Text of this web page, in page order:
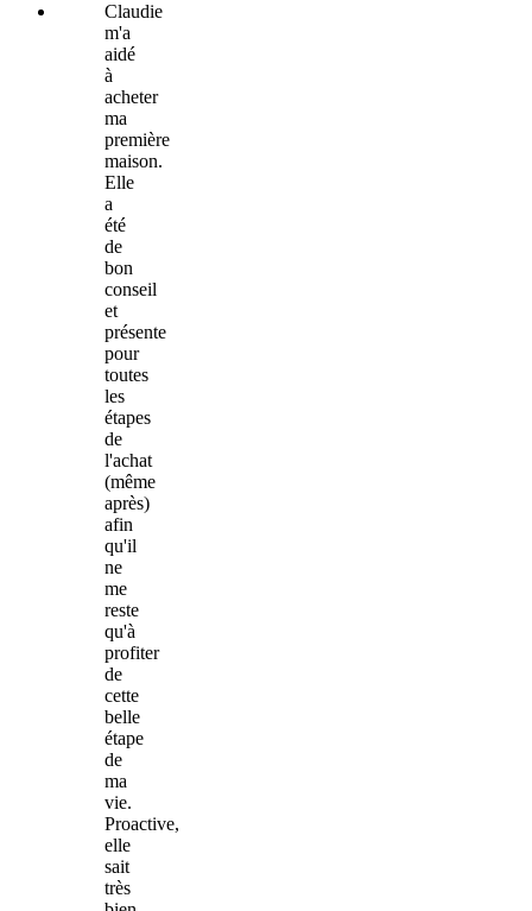
Claudie
m'a
aidé
à
acheter
ma
première
maison.
Elle
a
été
de
bon
conseil
et
présente
pour
toutes
les
étapes
de
l'achat
(même
après)
afin
qu'il
ne
me
reste
qu'à
profiter
de
cette
belle
étape
de
ma
vie.
Proactive,
elle
sait
très